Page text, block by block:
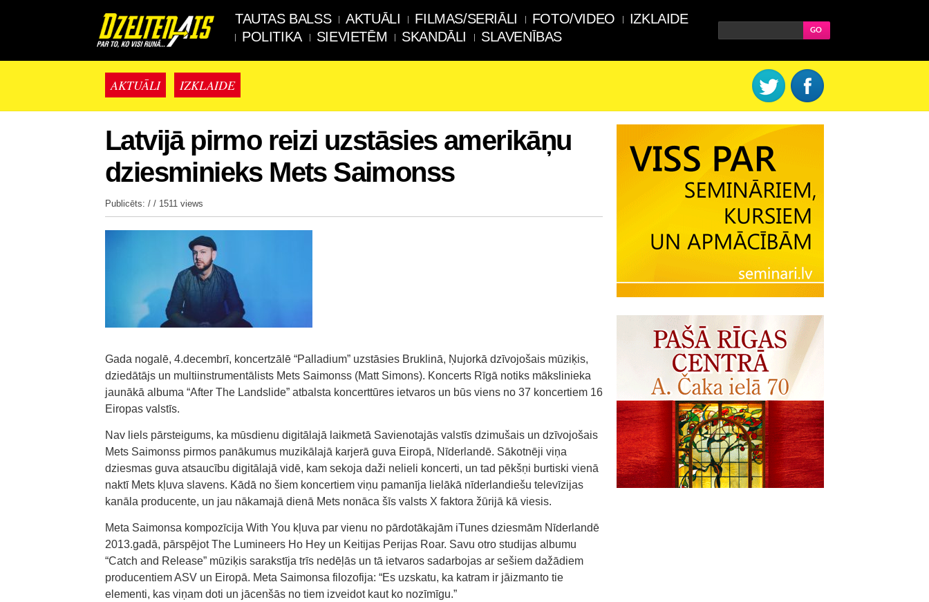
TAUTAS BALSS AKTUĀLI FILMAS/SERIĀLI FOTO/VIDEO
IZKLAIDE
POLITIKA
SIEVIETĒM SKANDĀLI SLAVENĪBAS
AKTUĀLI IZKLAIDE
Latvijā pirmo reizi uzstāsies amerikāņu
dziesminieks Mets Saimonss
Publicēts: / / 1511 views
Gada nogalē, 4.decembrī, koncertzālē “Palladium” uzstāsies Bruklinā, Ņujorkā dzīvojošais mūziķis,
dziedātājs un multiinstrumentālists Mets Saimonss (Matt Simons). Koncerts Rīgā notiks mākslinieka
jaunākā albuma “After The Landslide” atbalsta koncerttūres ietvaros un būs viens no 37 koncertiem 16
Eiropas valstīs.
Nav liels pārsteigums, ka mūsdienu digitālajā laikmetā Savienotajās valstīs dzimušais un dzīvojošais
Mets Saimonss pirmos panākumus muzikālajā karjerā guva Eiropā, Nīderlandē. Sākotnēji viņa
dziesmas guva atsaucību digitālajā vidē, kam sekoja daži nelieli koncerti, un tad pēkšņi burtiski vienā
naktī Mets kļuva slavens. Kādā no šiem koncertiem viņu pamanīja lielākā nīderlandiešu televīzijas
kanāla producente, un jau nākamajā dienā Mets nonāca šīs valsts X faktora žūrijā kā viesis.
Meta Saimonsa kompozīcija With You kļuva par vienu no pārdotākajām iTunes dziesmām Nīderlandē
2013.gadā, pārspējot The Lumineers Ho Hey un Keitijas Perijas Roar. Savu otro studijas albumu
“Catch and Release” mūziķis sarakstīja trīs nedēļās un tā ietvaros sadarbojas ar sešiem dažādiem
producentiem ASV un Eiropā. Meta Saimonsa filozofija: “Es uzskatu, ka katram ir jāizmanto tie
elementi, kas viņam doti un jācenšās no tiem izveidot kaut ko nozīmīgu.”